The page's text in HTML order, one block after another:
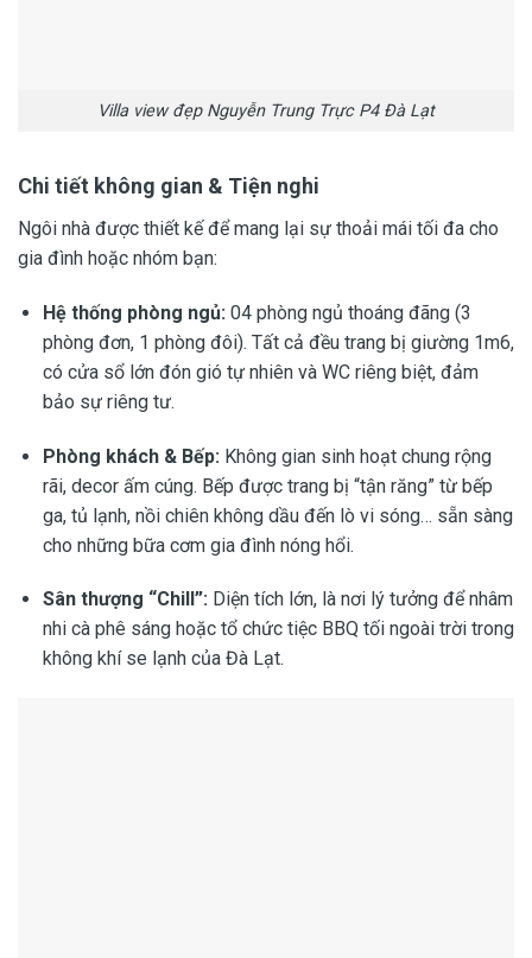
Villa view đẹp Nguyễn Trung Trực P4 Đà Lạt
Chi tiết không gian & Tiện nghi
Ngôi nhà được thiết kế để mang lại sự thoải mái tối đa cho
gia đình hoặc nhóm bạn:
Hệ thống phòng ngủ: 04 phòng ngủ thoáng đãng (3
phòng đơn, 1 phòng đôi). Tất cả đều trang bị giường 1m6,
có cửa sổ lớn đón gió tự nhiên và WC riêng biệt, đảm
bảo sự riêng tư.
Phòng khách & Bếp: Không gian sinh hoạt chung rộng
rãi, decor ấm cúng. Bếp được trang bị “tận răng” từ bếp
ga, tủ lạnh, nồi chiên không dầu đến lò vi sóng… sẵn sàng
cho những bữa cơm gia đình nóng hổi.
Sân thượng “Chill”: Diện tích lớn, là nơi lý tưởng để nhâm
nhi cà phê sáng hoặc tổ chức tiệc BBQ tối ngoài trời trong
không khí se lạnh của Đà Lạt.